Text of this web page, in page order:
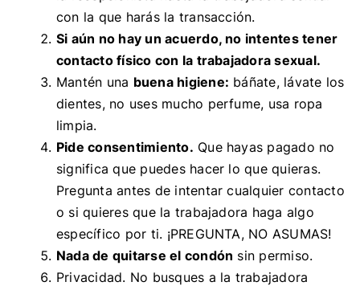
con la que harás la transacción.
Si aún no hay un acuerdo, no intentes tener
contacto físico con la trabajadora sexual.
Mantén una buena higiene: báñate, lávate los
dientes, no uses mucho perfume, usa ropa
limpia.
Pide consentimiento. Que hayas pagado no
significa que puedes hacer lo que quieras.
Pregunta antes de intentar cualquier contacto
o si quieres que la trabajadora haga algo
específico por ti. ¡PREGUNTA, NO ASUMAS!
Nada de quitarse el condón sin permiso.
Privacidad. No busques a la trabajadora